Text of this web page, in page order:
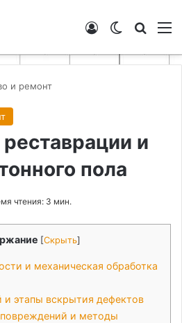
Switch skin
Войти
и ремонт
и
пола
чтения: 3 мин.
[Скрыть]
и механическая обработка
и этапы вскрытия дефектов
и методы